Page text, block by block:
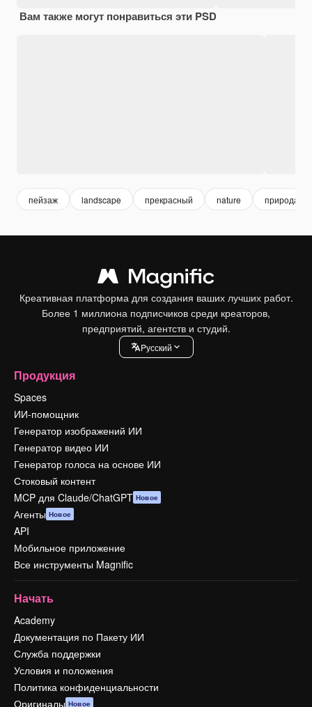
Вам также могут понравиться эти PSD
пейзаж landscape прекрасный nature природа
Креативная платформа для создания ваших лучших работ.
Более 1 миллиона подписчиков среди креаторов,
предприятий, агентств и студий.
Pусский
Продукция
Spaces
ИИ-помощник
Генератор изображений ИИ
Генератор видео ИИ
Генератор голоса на основе ИИ
Стоковый контент
MCP для Claude/ChatGPT Новое
Агенты Новое
API
Мобильное приложение
Все инструменты Magnific
Начать
Academy
Документация по Пакету ИИ
Служба поддержки
Условия и положения
Политика конфиденциальности
Оригиналы Новое